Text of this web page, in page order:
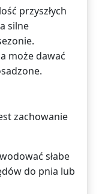
przyszłych
silne
może dawać
zachowanie
słabe
do pnia lub